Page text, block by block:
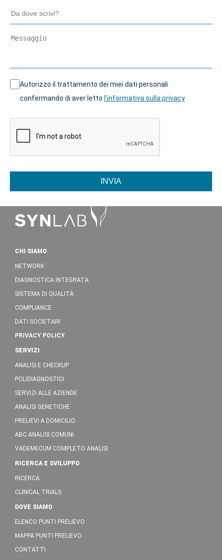
Autorizzo il trattamento dei miei dati personali
confermando di aver letto l'informativa sulla privacy
INVIA
CHI SIAMO
NETWORK
DIAGNOSTICA INTEGRATA
SISTEMA DI QUALITÀ
COMPLIANCE
DATI SOCIETARI
PRIVACY POLICY
SERVIZI
ANALISI E CHECKUP
POLIDIAGNOSTICI
SERVIZI ALLE AZIENDE
ANALISI GENETICHE
PRELIEVI A DOMICILIO
ABC ANALISI COMUNI
VADEMECUM COMPLETO ANALISI
RICERCA E SVILUPPO
RICERCA
CLINICAL TRIALS
DOVE SIAMO
ELENCO PUNTI PRELIEVO
MAPPA PUNTI PRELIEVO
CONTATTI